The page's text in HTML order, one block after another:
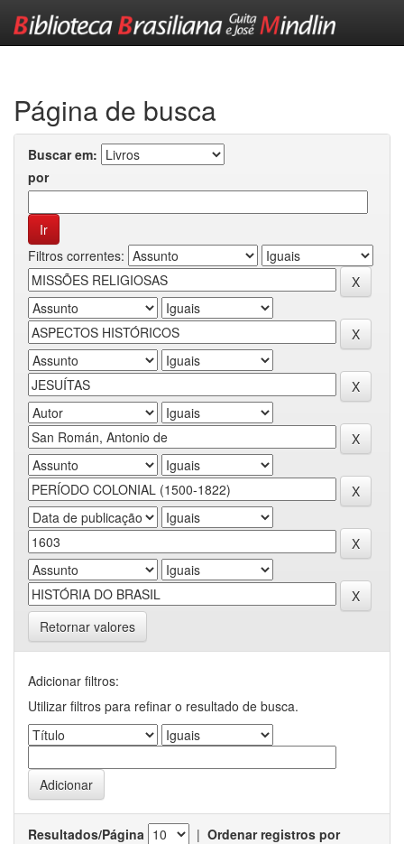
Página de busca
Buscar em:
por
Filtros correntes:
Retornar valores
Adicionar filtros:
Utilizar filtros para refinar o resultado de busca.
Resultados/Página | Ordenar registros por